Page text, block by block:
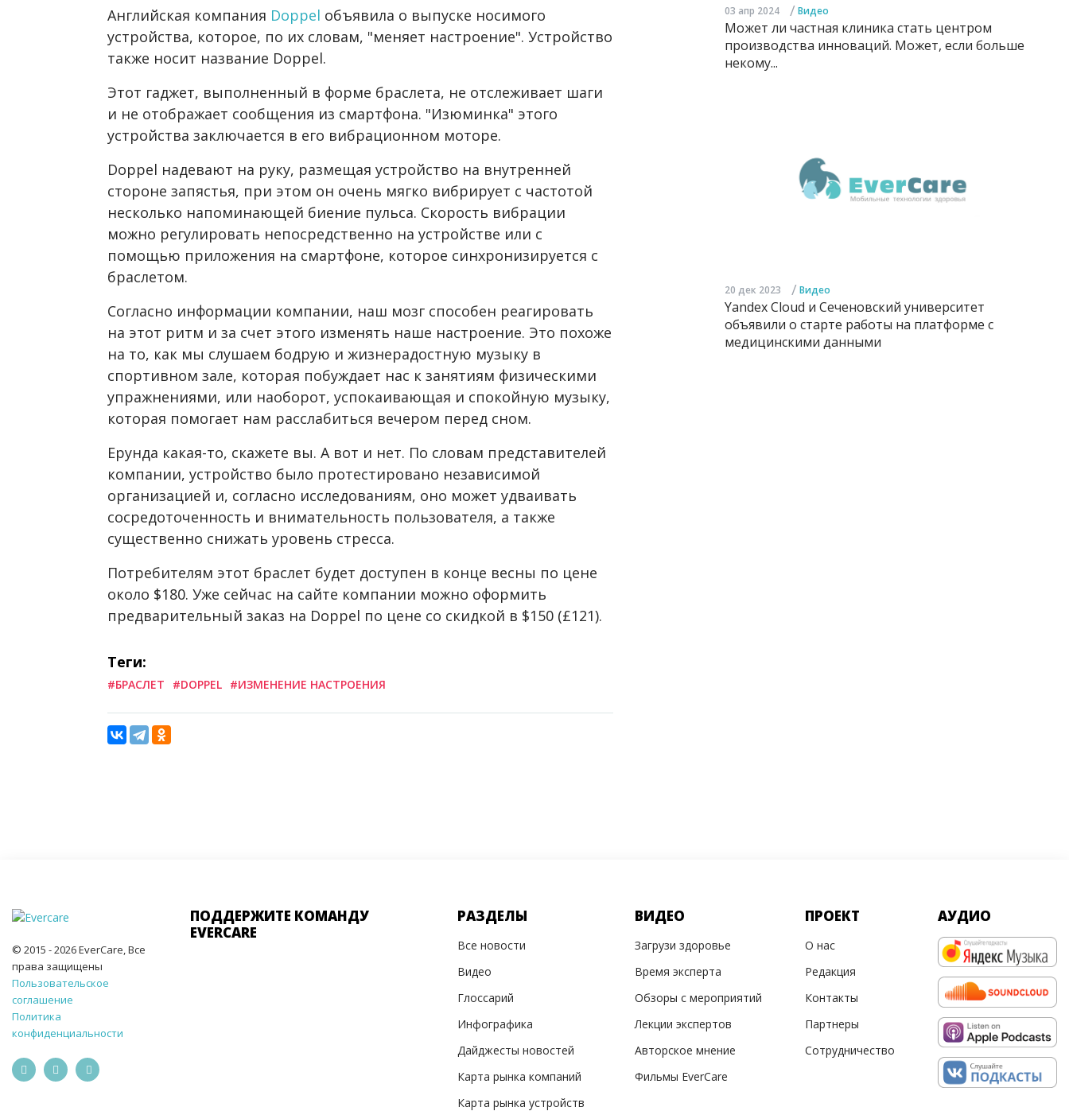
Английская компания Doppel объявила о выпуске носимого
устройства, которое, по их словам, "меняет настроение". Устройство
также носит название Doppel.
Этот гаджет, выполненный в форме браслета, не отслеживает шаги
и не отображает сообщения из смартфона. "Изюминка" этого
устройства заключается в его вибрационном моторе.
Doppel надевают на руку, размещая устройство на внутренней
стороне запястья, при этом он очень мягко вибрирует с частотой
несколько напоминающей биение пульса. Скорость вибрации
можно регулировать непосредственно на устройстве или с
помощью приложения на смартфоне, которое синхронизируется с
браслетом.
Согласно информации компании, наш мозг способен реагировать
на этот ритм и за счет этого изменять наше настроение. Это похоже
на то, как мы слушаем бодрую и жизнерадостную музыку в
спортивном зале, которая побуждает нас к занятиям физическими
упражнениями, или наоборот, успокаивающая и спокойную музыку,
которая помогает нам расслабиться вечером перед сном.
Ерунда какая-то, скажете вы. А вот и нет. По словам представителей
компании, устройство было протестировано независимой
организацией и, согласно исследованиям, оно может удваивать
сосредоточенность и внимательность пользователя, а также
существенно снижать уровень стресса.
Потребителям этот браслет будет доступен в конце весны по цене
около $180. Уже сейчас на сайте компании можно оформить
предварительный заказ на Doppel по цене со скидкой в $150 (£121).
Теги:
#БРАСЛЕТ #DOPPEL #ИЗМЕНЕНИЕ НАСТРОЕНИЯ
03 апр 2024 / Видео
Может ли частная клиника стать центром
производства инноваций. Может, если больше
некому...
20 дек 2023 / Видео
Yandex Cloud и Сеченовский университет
объявили о старте работы на платформе с
медицинскими данными
© 2015 - 2026 EverCare, Все
права защищены
Пользовательское
соглашение
Политика
конфиденциальности
ПОДДЕРЖИТЕ КОМАНДУ
EVERCARE
РАЗДЕЛЫ
Все новости
Видео
Глоссарий
Инфографика
Дайджесты новостей
Карта рынка компаний
Карта рынка устройств
ВИДЕО
Загрузи здоровье
Время эксперта
Обзоры с мероприятий
Лекции экспертов
Авторское мнение
Фильмы EverCare
ПРОЕКТ
О нас
Редакция
Контакты
Партнеры
Сотрудничество
АУДИО